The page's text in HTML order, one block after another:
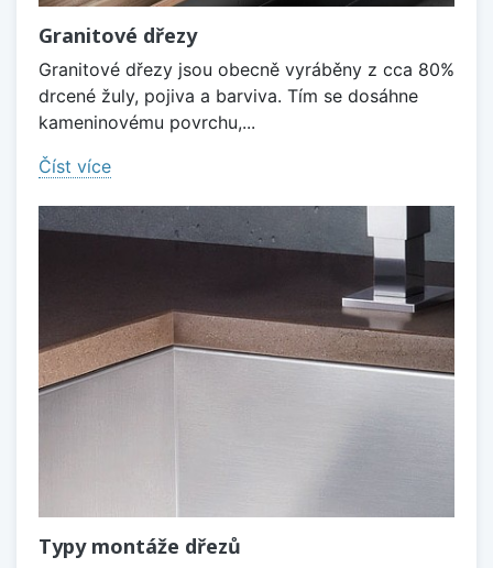
Granitové dřezy
Granitové dřezy jsou obecně vyráběny z cca 80%
drcené žuly, pojiva a barviva. Tím se dosáhne
kameninovému povrchu,...
Číst více
Typy montáže dřezů